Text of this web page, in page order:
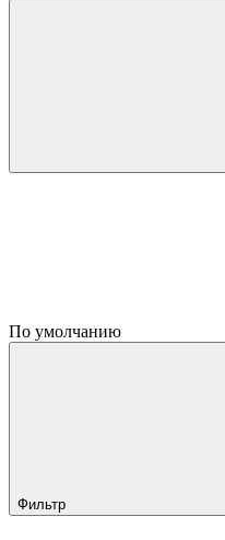
По умолчанию
Фильтр